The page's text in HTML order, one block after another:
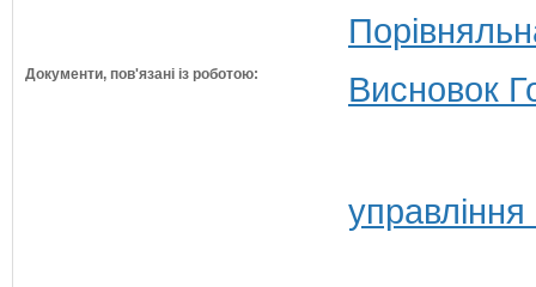
Документи, пов'язані із роботою: Висновок